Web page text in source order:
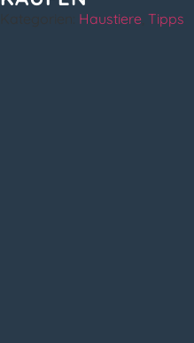
Haustiere ,Tipps